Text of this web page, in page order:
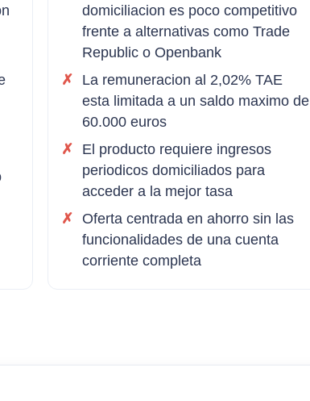
domiciliacion es poco competitivo
frente a alternativas como Trade
Republic o Openbank
La remuneracion al 2,02% TAE
esta limitada a un saldo maximo de
60.000 euros
El producto requiere ingresos
periodicos domiciliados para
acceder a la mejor tasa
Oferta centrada en ahorro sin las
funcionalidades de una cuenta
corriente completa